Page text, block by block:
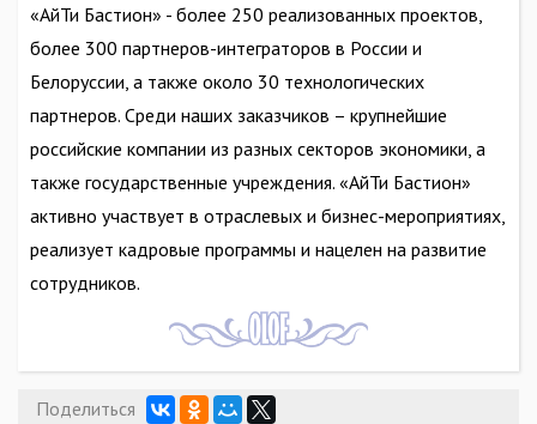
«АйТи Бастион» - более 250 реализованных проектов,
более 300 партнеров-интеграторов в России и
Белоруссии, а также около 30 технологических
партнеров. Среди наших заказчиков – крупнейшие
российские компании из разных секторов экономики, а
также государственные учреждения. «АйТи Бастион»
активно участвует в отраслевых и бизнес-мероприятиях,
реализует кадровые программы и нацелен на развитие
сотрудников.
Поделиться